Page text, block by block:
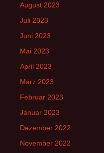
August 2023
Juli 2023
Juni 2023
Mai 2023
April 2023
März 2023
Februar 2023
Januar 2023
Dezember 2022
November 2022